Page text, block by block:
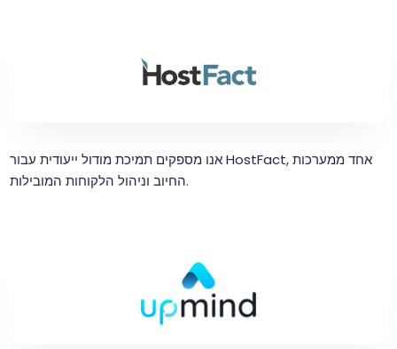
אנו מספקים תמיכת מודול ייעודית עבור HostFact, אחד ממערכות
החיוב וניהול הלקוחות המובילות.